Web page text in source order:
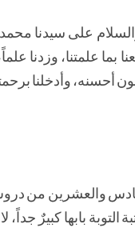
على سيدنا محمد
بما علمتنا، وزدنا
أحسنه، وأدخلنا
والعشرين من
التوبة بابها كبيرٌ